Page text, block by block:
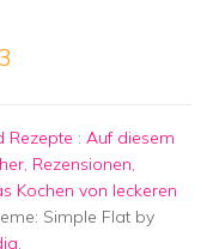
Rezepte : Auf diesem
Rezensionen,
Kochen von leckeren
Simple Flat by
.